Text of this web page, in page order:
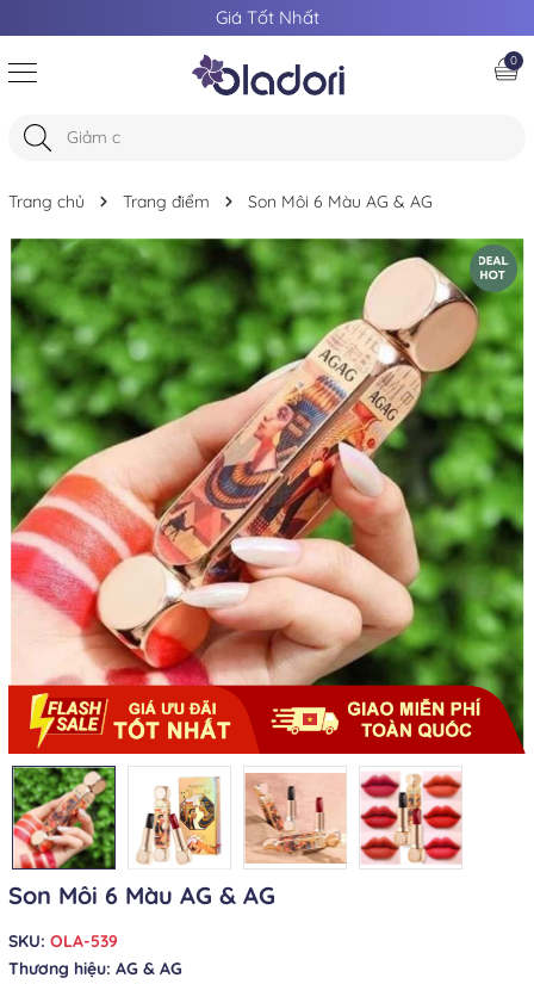
Giá Tốt Nhất
0
Trang chủ Trang điểm Son Môi 6 Màu AG & AG
Son Môi 6 Màu AG & AG
SKU: OLA-539
Thương hiệu: AG & AG